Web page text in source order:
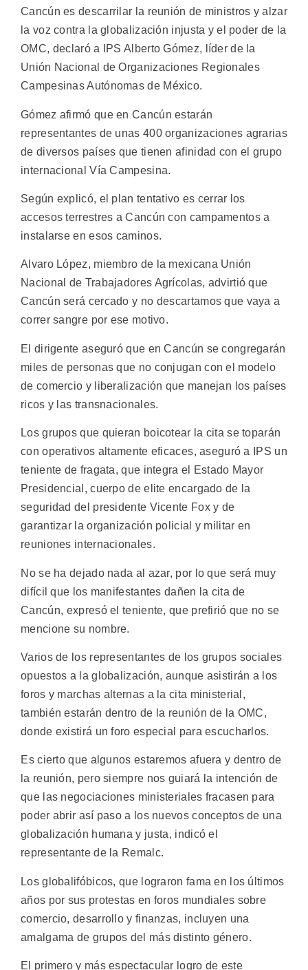
Cancún es descarrilar la reunión de ministros y alzar
la voz contra la globalización injusta y el poder de la
OMC, declaró a IPS Alberto Gómez, líder de la
Unión Nacional de Organizaciones Regionales
Campesinas Autónomas de México.
Gómez afirmó que en Cancún estarán
representantes de unas 400 organizaciones agrarias
de diversos países que tienen afinidad con el grupo
internacional Vía Campesina.
Según explicó, el plan tentativo es cerrar los
accesos terrestres a Cancún con campamentos a
instalarse en esos caminos.
Alvaro López, miembro de la mexicana Unión
Nacional de Trabajadores Agrícolas, advirtió que
Cancún será cercado y no descartamos que vaya a
correr sangre por ese motivo.
El dirigente aseguró que en Cancún se congregarán
miles de personas que no conjugan con el modelo
de comercio y liberalización que manejan los países
ricos y las transnacionales.
Los grupos que quieran boicotear la cita se toparán
con operativos altamente eficaces, aseguró a IPS un
teniente de fragata, que integra el Estado Mayor
Presidencial, cuerpo de elite encargado de la
seguridad del presidente Vicente Fox y de
garantizar la organización policial y militar en
reuniones internacionales.
No se ha dejado nada al azar, por lo que será muy
difícil que los manifestantes dañen la cita de
Cancún, expresó el teniente, que prefirió que no se
mencione su nombre.
Varios de los representantes de los grupos sociales
opuestos a la globalización, aunque asistirán a los
foros y marchas alternas a la cita ministerial,
también estarán dentro de la reunión de la OMC,
donde existirá un foro especial para escucharlos.
Es cierto que algunos estaremos afuera y dentro de
la reunión, pero siempre nos guiará la intención de
que las negociaciones ministeriales fracasen para
poder abrir así paso a los nuevos conceptos de una
globalización humana y justa, indicó el
representante de la Remalc.
Los globalifóbicos, que lograron fama en los últimos
años por sus protestas en foros mundiales sobre
comercio, desarrollo y finanzas, incluyen una
amalgama de grupos del más distinto género.
El primero y más espectacular logro de este